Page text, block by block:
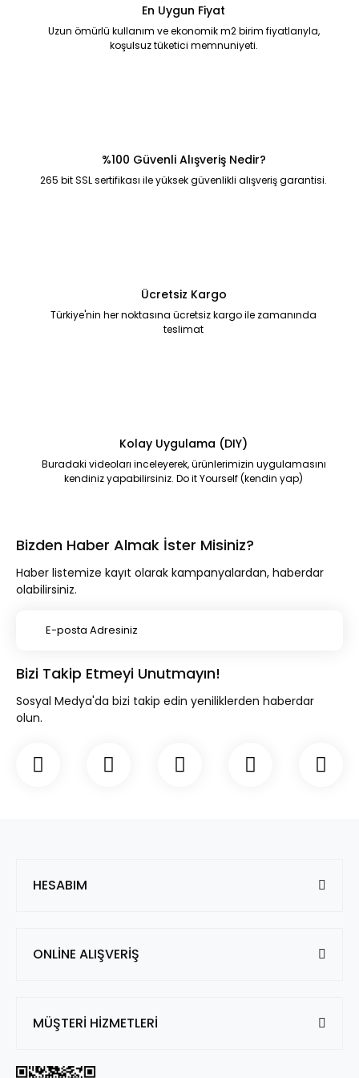
En Uygun Fiyat
Uzun ömürlü kullanım ve ekonomik m2 birim fiyatlarıyla,
koşulsuz tüketici memnuniyeti.
%100 Güvenli Alışveriş Nedir?
265 bit SSL sertifikası ile yüksek güvenlikli alışveriş garantisi.
Ücretsiz Kargo
Türkiye'nin her noktasına ücretsiz kargo ile zamanında
teslimat
Kolay Uygulama (DIY)
Buradaki videoları inceleyerek, ürünlerimizin uygulamasını
kendiniz yapabilirsiniz. Do it Yourself (kendin yap)
Bizden Haber Almak İster Misiniz?
Haber listemize kayıt olarak kampanyalardan, haberdar
olabilirsiniz.
Bizi Takip Etmeyi Unutmayın!
Sosyal Medya'da bizi takip edin yeniliklerden haberdar
olun.
HESABIM
ONLİNE ALIŞVERİŞ
MÜŞTERİ HİZMETLERİ